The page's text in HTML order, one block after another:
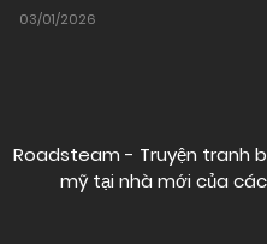
03/01/2026
Roadsteam - Truyện tranh
mỹ tại nhà mới của